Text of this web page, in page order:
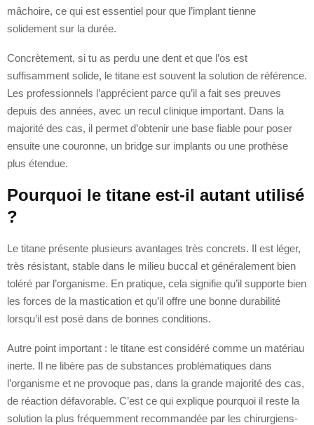
mâchoire, ce qui est essentiel pour que l’implant tienne
solidement sur la durée.
Concrètement, si tu as perdu une dent et que l’os est
suffisamment solide, le titane est souvent la solution de référence.
Les professionnels l’apprécient parce qu’il a fait ses preuves
depuis des années, avec un recul clinique important. Dans la
majorité des cas, il permet d’obtenir une base fiable pour poser
ensuite une couronne, un bridge sur implants ou une prothèse
plus étendue.
Pourquoi le titane est-il autant utilisé
?
Le titane présente plusieurs avantages très concrets. Il est léger,
très résistant, stable dans le milieu buccal et généralement bien
toléré par l’organisme. En pratique, cela signifie qu’il supporte bien
les forces de la mastication et qu’il offre une bonne durabilité
lorsqu’il est posé dans de bonnes conditions.
Autre point important : le titane est considéré comme un matériau
inerte. Il ne libère pas de substances problématiques dans
l’organisme et ne provoque pas, dans la grande majorité des cas,
de réaction défavorable. C’est ce qui explique pourquoi il reste la
solution la plus fréquemment recommandée par les chirurgiens-